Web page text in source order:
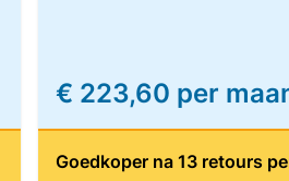
€ 223,60 per
Goedkoper na 13 retours